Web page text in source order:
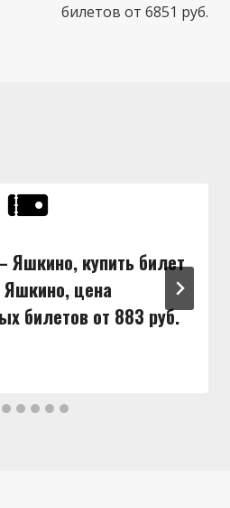
билетов от 6851 руб.
купить билет
цена
билетов от 883 руб.